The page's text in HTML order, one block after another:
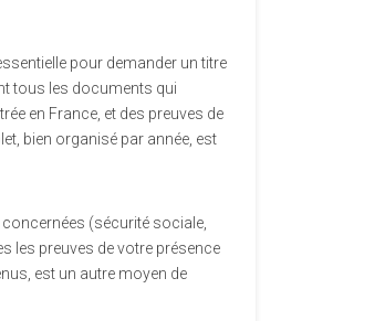
pour demander un titre
tous les documents qui
en France, et des preuves de
bien organisé par année, est
(sécurité sociale,
les preuves de votre présence
est un autre moyen de